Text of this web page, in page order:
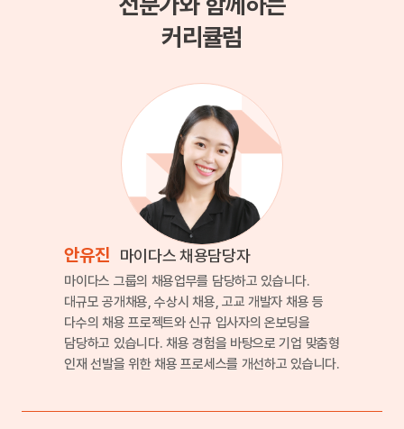
커리큘럼
안유진 마이다스 채용담당자
마이다스 그룹의 채용업무를 담당하고 있습니다.
대규모 공개채용, 수상시 채용, 고교 개발자 채용 등
다수의 채용 프로젝트와 신규 입사자의 온보딩을
담당하고 있습니다. 채용 경험을 바탕으로 기업 맞춤형
인재 선발을 위한 채용 프로세스를 개선하고 있습니다.